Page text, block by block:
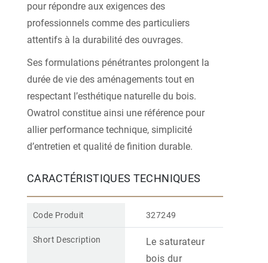
pour répondre aux exigences des
professionnels comme des particuliers
attentifs à la durabilité des ouvrages.
Ses formulations pénétrantes prolongent la
durée de vie des aménagements tout en
respectant l’esthétique naturelle du bois.
Owatrol constitue ainsi une référence pour
allier performance technique, simplicité
d’entretien et qualité de finition durable.
CARACTÉRISTIQUES TECHNIQUES
Code Produit 327249
Short Description
Le saturateur
bois dur